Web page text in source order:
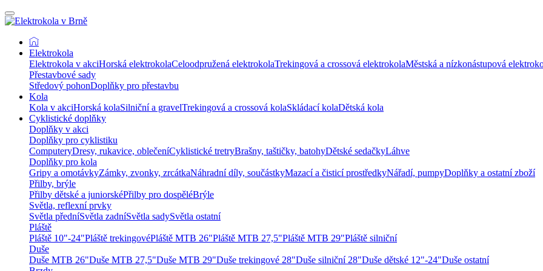
Elektrokola
Elektrokola v akciHorská elektrokolaCeloodpružená elektrokolaTrekingová a crossová elektrokolaMěstská a nízkonástupová
Přestavbové sady
Středový pohonDoplňky pro přestavbu
Kola
Kola v akciHorská kolaSilniční a gravelTrekingová a crossová kolaSkládací kolaDětská kola
Cyklistické doplňky
Doplňky v akci
Doplňky pro cyklistiku
ComputeryDresy, rukavice, oblečeníCyklistické tretryBrašny, taštičky, batohyDětské sedačkyLáhve
Doplňky pro kola
Gripy a omotávkyZámky, zvonky, zrcátkaNáhradní díly, součástkyMazací a čisticí prostředkyNářadí, pumpyDoplňky a ostatní zboží
Přilby, brýle
Přilby dětské a juniorskéPřilby pro dospěléBrýle
Světla, reflexní prvky
Světla předníSvětla zadníSvětla sadySvětla ostatní
Pláště
Pláště 10"-24"Pláště trekingovéPláště MTB 26"Pláště MTB 27,5"Pláště MTB 29"Pláště silniční
Duše
Duše MTB 26"Duše MTB 27,5"Duše MTB 29"Duše trekingové 28"Duše silniční 28"Duše dětské 12"-24"Duše ostatní